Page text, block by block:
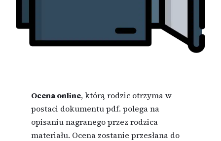
Ocena online, którą rodzic otrzyma w
postaci dokumentu pdf. polega na
opisaniu nagranego przez rodzica
materiału. Ocena zostanie przesłana do